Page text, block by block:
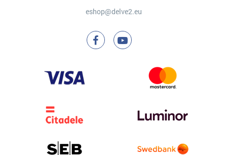
eshop@delve2.eu